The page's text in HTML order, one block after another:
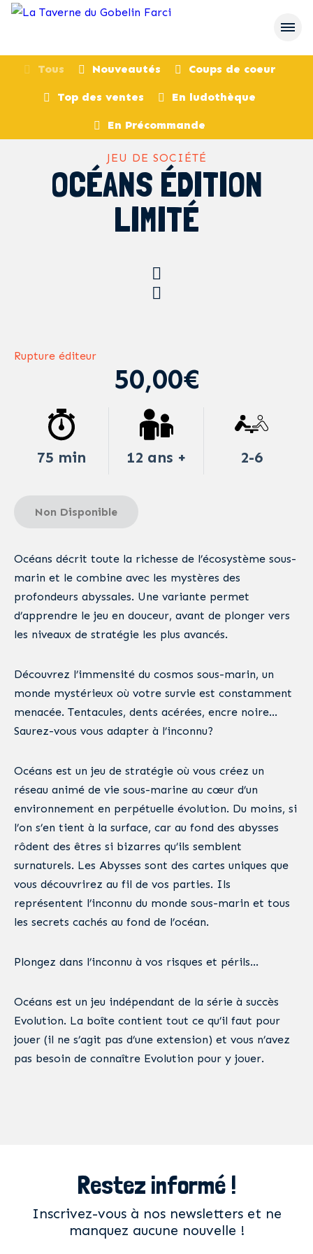
Tous Nouveautés Coups de coeur
Top des ventes En ludothèque
En Précommande
JEU DE SOCIÉTÉ
OCÉANS ÉDITION
LIMITÉ
Rupture éditeur
50,00€
75 min 12 ans + 2-6
Non Disponible
Océans décrit toute la richesse de l’écosystème sous-
marin et le combine avec les mystères des
profondeurs abyssales. Une variante permet
d’apprendre le jeu en douceur, avant de plonger vers
les niveaux de stratégie les plus avancés.
Découvrez l’immensité du cosmos sous-marin, un
monde mystérieux où votre survie est constamment
menacée. Tentacules, dents acérées, encre noire…
Saurez-vous vous adapter à l’inconnu?
Océans est un jeu de stratégie où vous créez un
réseau animé de vie sous-marine au cœur d’un
environnement en perpétuelle évolution. Du moins, si
l’on s’en tient à la surface, car au fond des abysses
rôdent des êtres si bizarres qu’ils semblent
surnaturels. Les Abysses sont des cartes uniques que
vous découvrirez au fil de vos parties. Ils
représentent l’inconnu du monde sous-marin et tous
les secrets cachés au fond de l’océan.
Plongez dans l’inconnu à vos risques et périls…
Océans est un jeu indépendant de la série à succès
Evolution. La boîte contient tout ce qu’il faut pour
jouer (il ne s’agit pas d’une extension) et vous n’avez
pas besoin de connaître Evolution pour y jouer.
Restez informé !
Inscrivez-vous à nos newsletters et ne
manquez aucune nouvelle !